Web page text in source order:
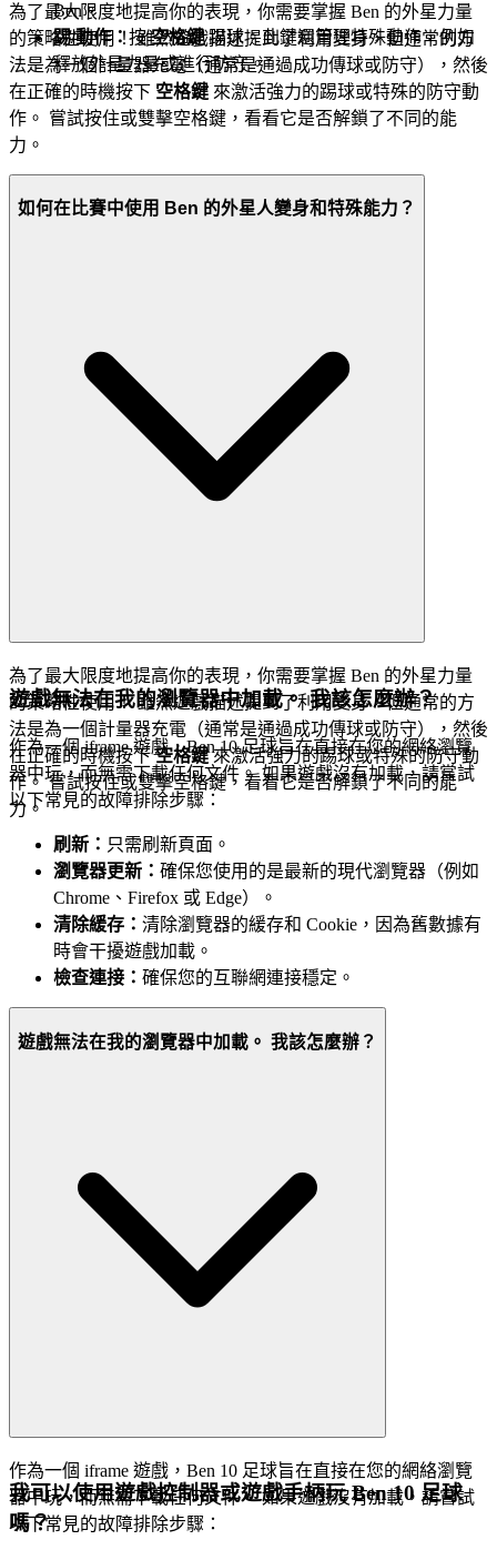
Ben。
踢/動作：按空格鍵踢球。此鍵還管理特殊動作，例如
釋放外星力量或進行防守。
為了最大限度地提高你的表現，你需要掌握 Ben 的外星力量
的策略性使用！ 雖然遊戲描述提到了利用變身，但通常的方
法是為一個計量器充電（通常是通過成功傳球或防守），然後
在正確的時機按下 空格鍵 來激活強力的踢球或特殊的防守動
作。 嘗試按住或雙擊空格鍵，看看它是否解鎖了不同的能
力。
如何在比賽中使用 Ben 的外星人變身和特殊能力？
為了最大限度地提高你的表現，你需要掌握 Ben 的外星力量
的策略性使用！ 雖然遊戲描述提到了利用變身，但通常的方
法是為一個計量器充電（通常是通過成功傳球或防守），然後
在正確的時機按下空格鍵來激活強力的踢球或特殊的防守動
作。 嘗試按住或雙擊空格鍵，看看它是否解鎖了不同的能
力。
遊戲無法在我的瀏覽器中加載。 我該怎麼辦？
作為一個 iframe 遊戲，Ben 10 足球旨在直接在您的網絡瀏覽
器中玩，而無需下載任何文件。 如果遊戲沒有加載，請嘗試
以下常見的故障排除步驟：
刷新： 只需刷新頁面。
瀏覽器更新： 確保您使用的是最新的現代瀏覽器（例如
Chrome、Firefox 或 Edge）。
清除緩存： 清除瀏覽器的緩存和 Cookie，因為舊數據有
時會干擾遊戲加載。
檢查連接： 確保您的互聯網連接穩定。
遊戲無法在我的瀏覽器中加載。 我該怎麼辦？
作為一個 iframe 遊戲，Ben 10 足球旨在直接在您的網絡瀏覽
器中玩，而無需下載任何文件。 如果遊戲沒有加載，請嘗試
以下常見的故障排除步驟：
我可以使用遊戲控制器或遊戲手柄玩 Ben 10 足球
嗎？